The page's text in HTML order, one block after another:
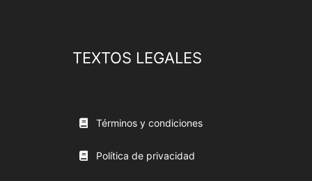
TEXTOS LEGALES
Términos y condiciones
Política de privacidad